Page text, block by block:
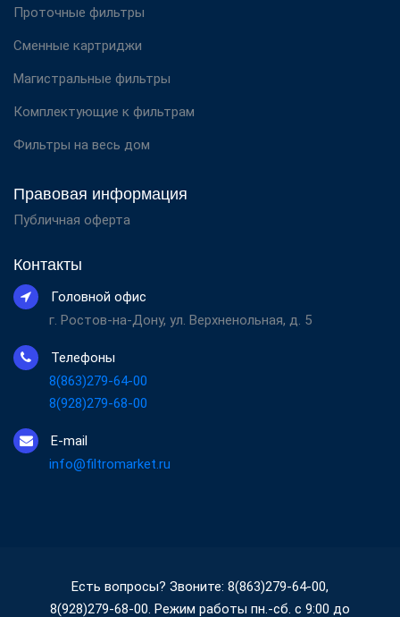
Проточные фильтры
Сменные картриджи
Магистральные фильтры
Комплектующие к фильтрам
Фильтры на весь дом
Правовая информация
Публичная оферта
Контакты
Головной офис
г. Ростов-на-Дону, ул. Верхненольная, д. 5
Телефоны
8(863)279-64-00
8(928)279-68-00
E-mail
info@filtromarket.ru
Есть вопросы? Звоните: 8(863)279-64-00,
8(928)279-68-00. Режим работы пн.-сб. с 9:00 до